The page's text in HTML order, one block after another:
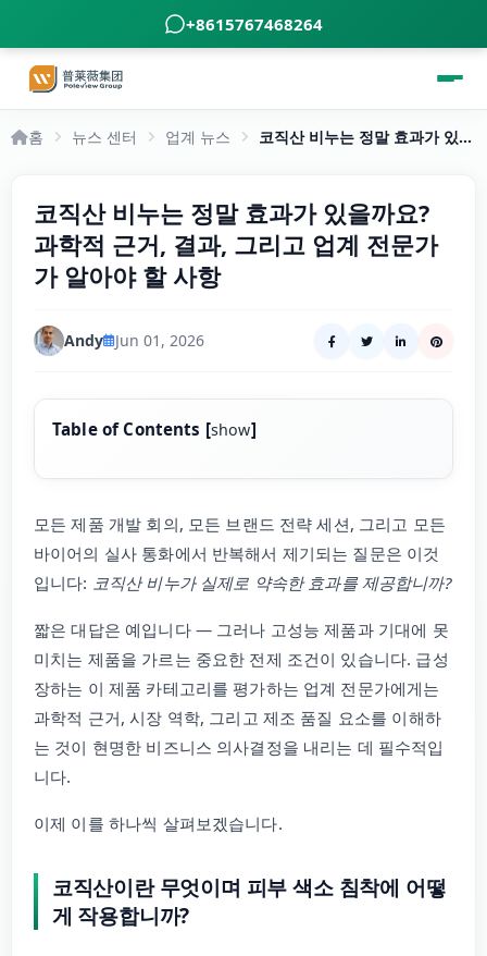
+8615767468264
홈 뉴스 센터 업계 뉴스 코직산 비누는 정말 효과가 있을까요? 과학적 근거, 결과, 그리고 업계 전문가가 알아야 할 사항
코직산 비누는 정말 효과가 있을까요?
과학적 근거, 결과, 그리고 업계 전문가
가 알아야 할 사항
Andy Jun 01, 2026
Table of Contents [show]
모든 제품 개발 회의, 모든 브랜드 전략 세션, 그리고 모든
바이어의 실사 통화에서 반복해서 제기되는 질문은 이것
입니다: 코직산 비누가 실제로 약속한 효과를 제공합니까?
짧은 대답은 예입니다 — 그러나 고성능 제품과 기대에 못
미치는 제품을 가르는 중요한 전제 조건이 있습니다. 급성
장하는 이 제품 카테고리를 평가하는 업계 전문가에게는
과학적 근거, 시장 역학, 그리고 제조 품질 요소를 이해하
는 것이 현명한 비즈니스 의사결정을 내리는 데 필수적입
니다.
이제 이를 하나씩 살펴보겠습니다.
코직산이란 무엇이며 피부 색소 침착에 어떻
게 작용합니까?